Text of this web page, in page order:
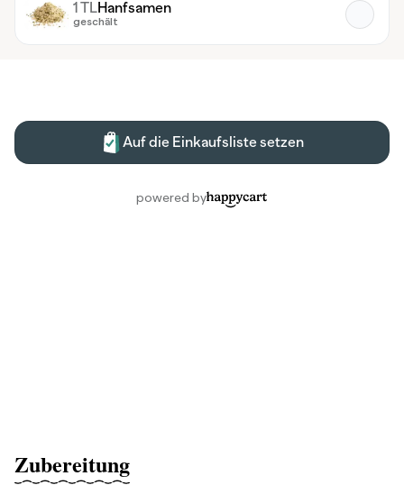
Zubereitung